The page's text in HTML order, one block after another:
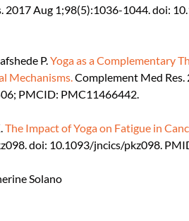
2017 Aug 1;98(5):1036-1044. doi:
P.Yoga as a Complementary
Mechanisms.Complement Med
PMCID: PMC11466442.
The Impact of Yoga on Fatigue in
doi: 10.1093/jncics/pkz098.
Solano